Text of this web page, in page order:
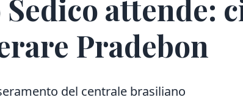
attende:
Pradebon
del centrale brasiliano